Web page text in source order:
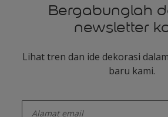
Bergabunglah
newsletter
Lihat tren dan ide dekorasi
baru kami.